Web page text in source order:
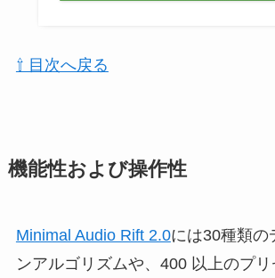
⇧ 目次へ戻る
機能性および操作性
Minimal Audio Rift 2.0には30種類の
ンアルゴリズムや、400 以上のプ